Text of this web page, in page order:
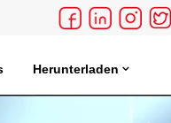
Herunterladen